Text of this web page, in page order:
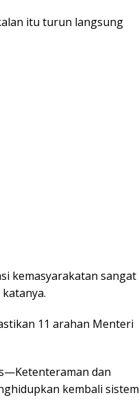
itu turun langsung
kemasyarakatan sangat
11 arahan Menteri
dan
kembali sistem